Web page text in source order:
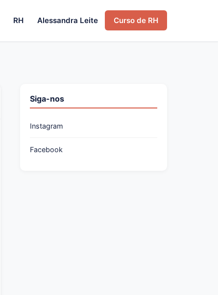
RH Alessandra Leite Curso de RH
Siga-nos
Instagram
Facebook